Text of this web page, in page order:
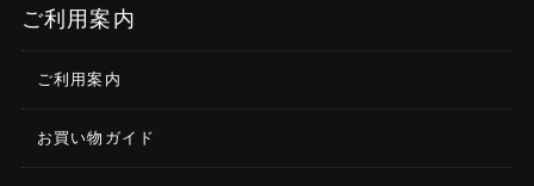
ご利用案内
ご利用案内
お買い物ガイド